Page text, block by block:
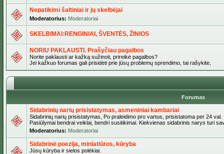
Nepatikimi šaltiniai ir jų skelbėjai
Moderatorius: Moderatoriai
SKELBIMAI:RENGINIAI, ŠVENTĖS, ŽINIOS
NORIU PAKLAUSTI. Prašyčiau pagalbos
Norite paklausti ar kažką sužinoti, prireikė pagalbos?
Jei kažkuo forumas gali prisidėti prie jūsų problemų sprendimo, tai rašykite,
Forumas
Sidabrinių narių prisistatymas, asmeniniai kambariai
Sidabrinių narių prisistatymas, Po praleidimo pro vartus, prisistatoma per 24 val.
Pasiūlymai bendrai veiklai, bendri susitikimai. Kiekvienas sidabrinis narys turi
Moderatorius: Moderatoriai
Sidabrinė poezija, miniatiūros, kūryba
Jūsų kūryba ir sielos polėkiai.